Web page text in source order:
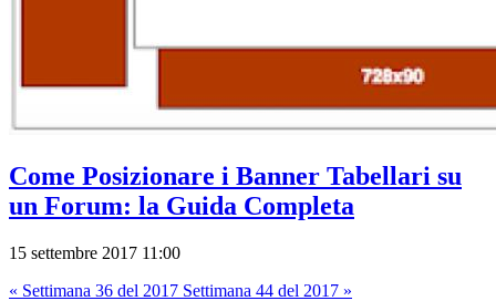
Come Posizionare i Banner Tabellari su
un Forum: la Guida Completa
15 settembre 2017 11:00
« Settimana 36 del 2017 Settimana 44 del 2017 »